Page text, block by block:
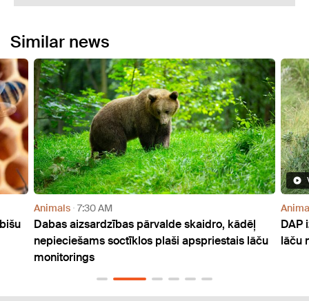
Similar news
Video
Animals 8:18 AM
DAP izsludinājusi 180 000 eiro vērtu konkursu
lāču monitorēšanai